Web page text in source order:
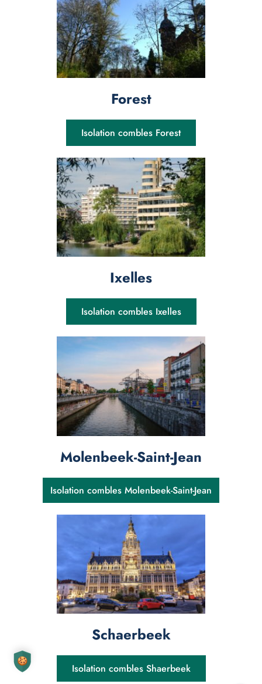
Forest
Isolation combles Forest
Ixelles
Isolation combles Ixelles
Molenbeek-Saint-Jean
Isolation combles Molenbeek-Saint-Jean
Schaerbeek
Isolation combles Shaerbeek